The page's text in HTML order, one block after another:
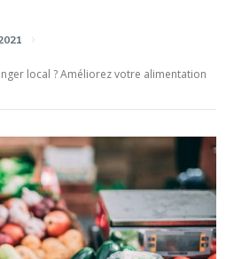
local ? Améliorez votre alimentation